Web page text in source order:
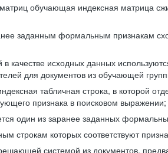
обучающая индексная матрица
заданным формальным признакам
исходных данных
для документов из обучающей
табличная строка, в которой
признака в поисковом выражении;
один из заранее заданных
строкам которых соответствуют
системой из документов,